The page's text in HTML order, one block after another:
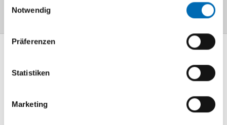
Notwendig
Präferenzen
Statistiken
Marketing